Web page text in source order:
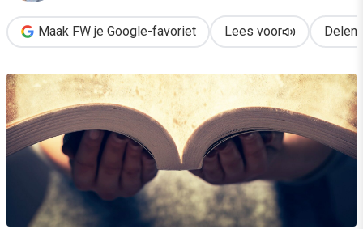
Maak FW je Google-favoriet Lees voor Delen